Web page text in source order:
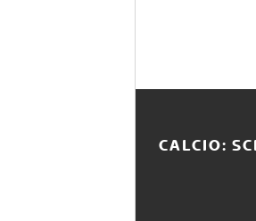
CALCIO: